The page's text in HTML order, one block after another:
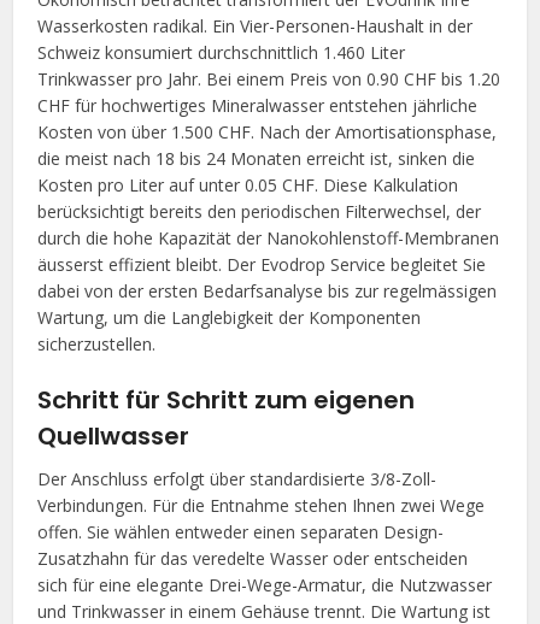
Wasserkosten radikal. Ein Vier-Personen-Haushalt in der
Schweiz konsumiert durchschnittlich 1.460 Liter
Trinkwasser pro Jahr. Bei einem Preis von 0.90 CHF bis 1.20
CHF für hochwertiges Mineralwasser entstehen jährliche
Kosten von über 1.500 CHF. Nach der Amortisationsphase,
die meist nach 18 bis 24 Monaten erreicht ist, sinken die
Kosten pro Liter auf unter 0.05 CHF. Diese Kalkulation
berücksichtigt bereits den periodischen Filterwechsel, der
durch die hohe Kapazität der Nanokohlenstoff-Membranen
äusserst effizient bleibt. Der Evodrop Service begleitet Sie
dabei von der ersten Bedarfsanalyse bis zur regelmässigen
Wartung, um die Langlebigkeit der Komponenten
sicherzustellen.
Schritt für Schritt zum eigenen
Quellwasser
Der Anschluss erfolgt über standardisierte 3/8-Zoll-
Verbindungen. Für die Entnahme stehen Ihnen zwei Wege
offen. Sie wählen entweder einen separaten Design-
Zusatzhahn für das veredelte Wasser oder entscheiden
sich für eine elegante Drei-Wege-Armatur, die Nutzwasser
und Trinkwasser in einem Gehäuse trennt. Die Wartung ist